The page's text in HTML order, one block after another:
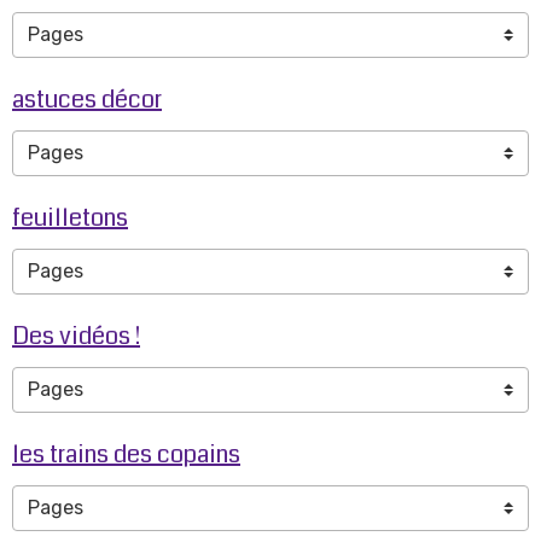
astuces décor
feuilletons
Des vidéos !
les trains des copains